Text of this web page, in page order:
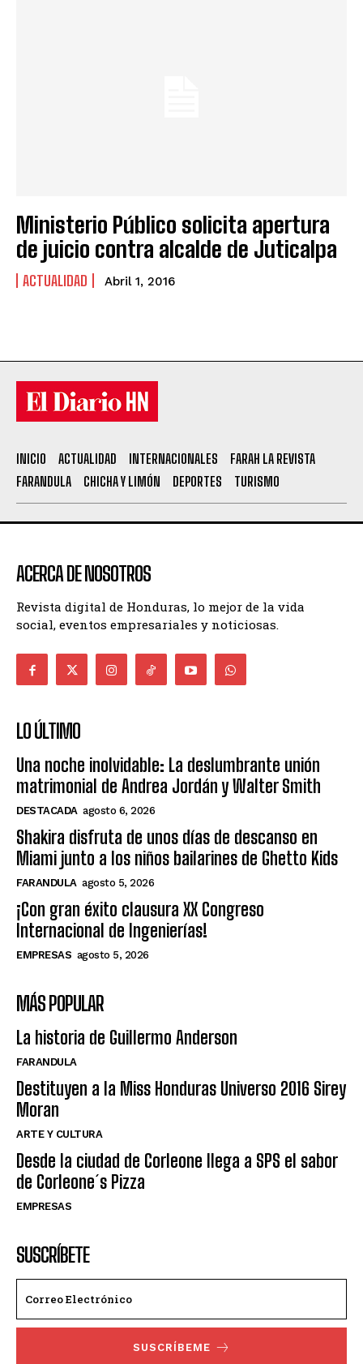
Ministerio Público solicita apertura
de juicio contra alcalde de Juticalpa
ACTUALIDAD Abril 1, 2016
INICIO ACTUALIDAD INTERNACIONALES
FARAH LA REVISTA
FARANDULA
CHICHA Y LIMÓN DEPORTES TURISMO
ACERCA DE NOSOTROS
Revista digital de Honduras, lo mejor de la vida
social, eventos empresariales y noticiosas.
LO ÚLTIMO
Una noche inolvidable: La deslumbrante unión
matrimonial de Andrea Jordán y Walter Smith
DESTACADA agosto 6, 2026
Shakira disfruta de unos días de descanso en
Miami junto a los niños bailarines de Ghetto Kids
FARANDULA agosto 5, 2026
¡Con gran éxito clausura XX Congreso
Internacional de Ingenierías!
EMPRESAS agosto 5, 2026
MÁS POPULAR
La historia de Guillermo Anderson
FARANDULA
Destituyen a la Miss Honduras Universo 2016 Sirey
Moran
ARTE Y CULTURA
Desde la ciudad de Corleone llega a SPS el sabor
de Corleone´s Pizza
EMPRESAS
SUSCRÍBETE
SUSCRÍBEME